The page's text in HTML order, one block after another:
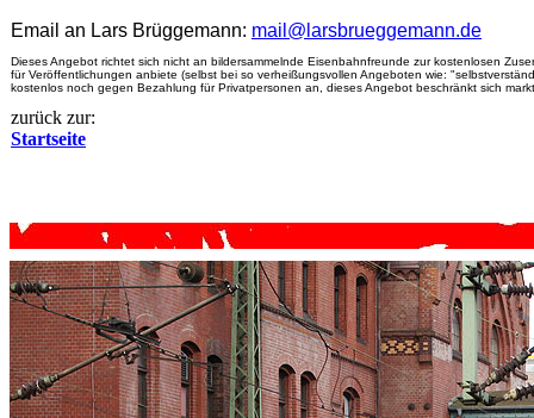
Email an Lars Brüggemann: mail@larsbrueggemann.de
Dieses Angebot richtet sich nicht an bildersammelnde Eisenbahnfreunde zur kostenlosen
für Veröffentlichungen anbiete (selbst bei so verheißungsvollen Angeboten wie:
kostenlos noch gegen Bezahlung für Privatpersonen an, dieses Angebot beschränkt sich
zurück zur:
Startseite